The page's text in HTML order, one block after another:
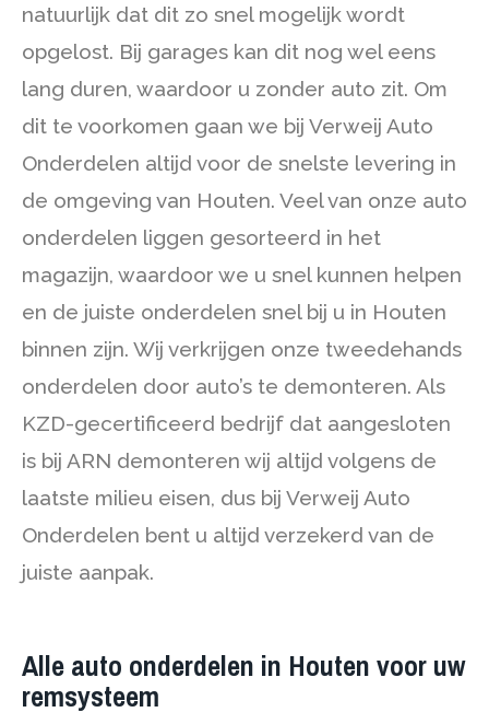
natuurlijk dat dit zo snel mogelijk wordt
opgelost. Bij garages kan dit nog wel eens
lang duren, waardoor u zonder auto zit. Om
dit te voorkomen gaan we bij Verweij Auto
Onderdelen altijd voor de snelste levering in
de omgeving van Houten. Veel van onze auto
onderdelen liggen gesorteerd in het
magazijn, waardoor we u snel kunnen helpen
en de juiste onderdelen snel bij u in Houten
binnen zijn. Wij verkrijgen onze tweedehands
onderdelen door auto’s te demonteren. Als
KZD-gecertificeerd bedrijf dat aangesloten
is bij ARN demonteren wij altijd volgens de
laatste milieu eisen, dus bij Verweij Auto
Onderdelen bent u altijd verzekerd van de
juiste aanpak.
Alle auto onderdelen in Houten voor uw
remsysteem